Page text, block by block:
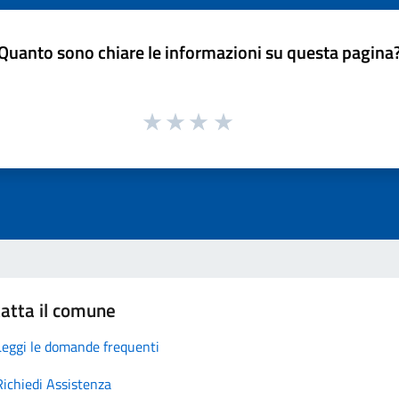
sono chiare le informazioni su questa
il comune
le domande frequenti
Assistenza